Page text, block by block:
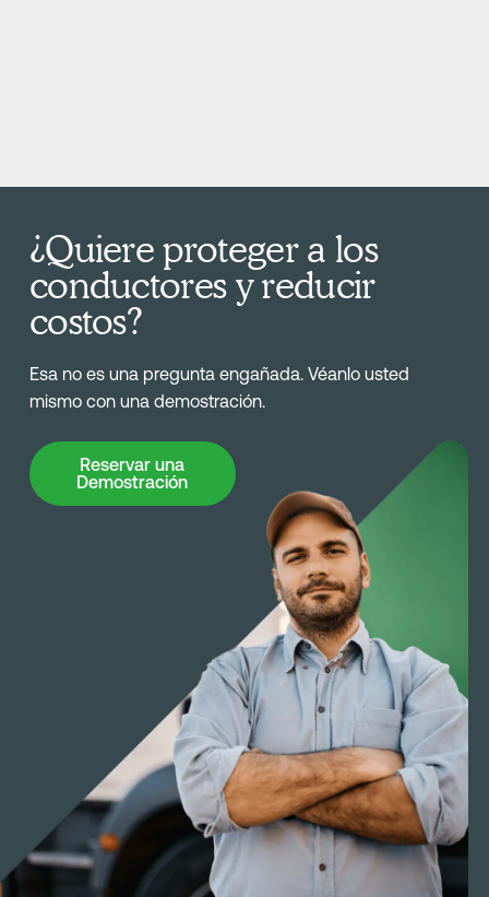
¿Quiere proteger a los
conductores y reducir
costos?
Esa no es una pregunta engañada. Véanlo usted
mismo con una demostración.
Reservar una
Demostración
Reservar una Demostración